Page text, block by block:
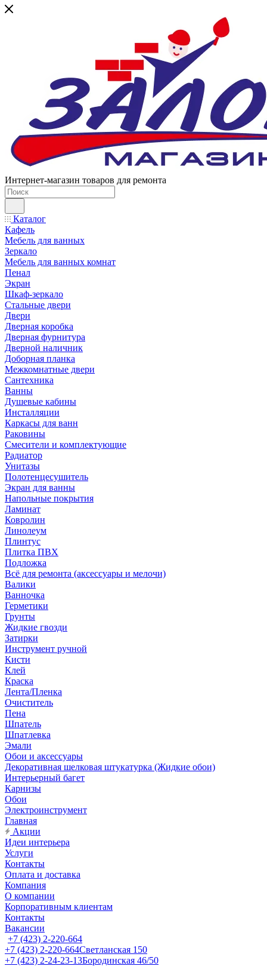
Интернет-магазин товаров для ремонта
Каталог
Кафель
Мебель для ванных
Зеркало
Мебель для ванных комнат
Пенал
Экран
Шкаф-зеркало
Стальные двери
Двери
Дверная коробка
Дверная фурнитура
Дверной наличник
Доборная планка
Межкомнатные двери
Сантехника
Ванны
Душевые кабины
Инсталляции
Каркасы для ванн
Раковины
Смесители и комплектующие
Радиатор
Унитазы
Полотенцесушитель
Экран для ванны
Напольные покрытия
Ламинат
Ковролин
Линолеум
Плинтус
Плитка ПВХ
Подложка
Всё для ремонта (аксессуары и мелочи)
Валики
Ванночка
Герметики
Грунты
Жидкие гвозди
Затирки
Инструмент ручной
Кисти
Клей
Краска
Лента/Пленка
Очиститель
Пена
Шпатель
Шпатлевка
Эмали
Обои и аксессуары
Декоративная шелковая штукатурка (Жидкие обои)
Интерьерный багет
Карнизы
Обои
Электроинструмент
Главная
Акции
Идеи интерьера
Услуги
Контакты
Оплата и доставка
Компания
О компании
Корпоративным клиентам
Контакты
Вакансии
+7 (423) 2-220-664
+7 (423) 2-220-664Светланская 150
+7 (423) 2-24-23-13Бородинская 46/50